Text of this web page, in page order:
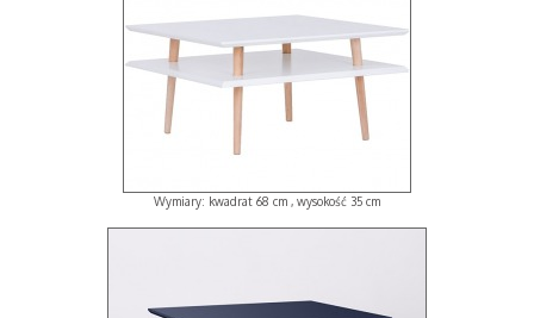
Wymiary: kwadrat 68 cm , wysokość 35 cm